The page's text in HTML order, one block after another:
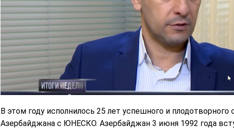
В этом году исполнилось 25 лет успешного и
Азербайджана с ЮНЕСКО. Азербайджан 3 июня 1992 года